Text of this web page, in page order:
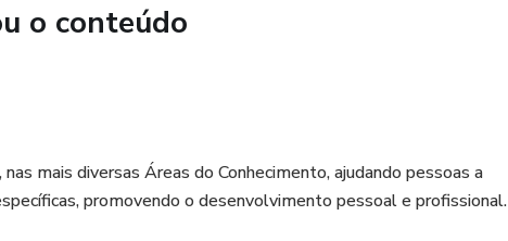
o conteúdo
mais diversas Áreas do Conhecimento, ajudando pessoas a
promovendo o desenvolvimento pessoal e profissional.